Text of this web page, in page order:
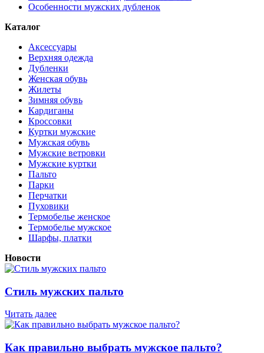
Особенности мужских дубленок
Каталог
Аксессуары
Верхняя одежда
Дубленки
Женская обувь
Жилеты
Зимняя обувь
Кардиганы
Кроссовки
Куртки мужские
Мужская обувь
Мужские ветровки
Мужские куртки
Пальто
Парки
Перчатки
Пуховики
Термобелье женское
Термобелье мужское
Шарфы, платки
Новости
Стиль мужских пальто
Читать далее
Как правильно выбрать мужское пальто?